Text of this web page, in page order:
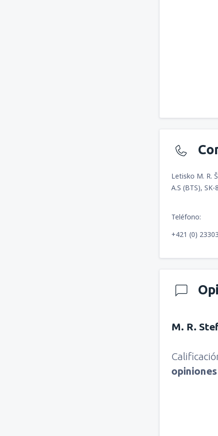
Letisko M. R.
A.S (BTS),
Teléfono:
+421 (0)
M. R.